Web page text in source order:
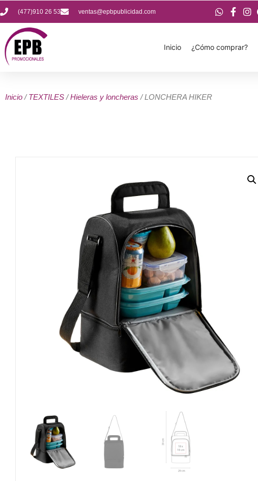
(477)910 26 53 ventas@epbpublicidad.com
Inicio ¿Cómo comprar?
Inicio /TEXTILES /Hieleras y loncheras / LONCHERA HIKER